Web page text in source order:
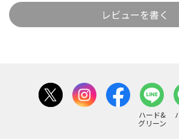
レビューを書く
ハード&
グリーン